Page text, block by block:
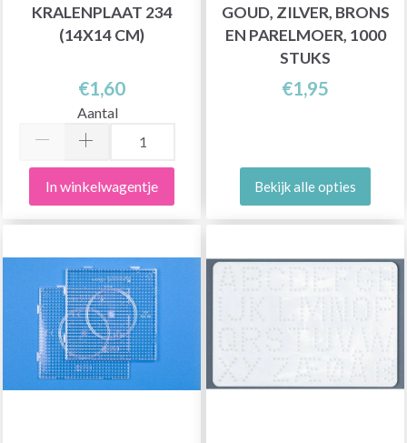
KRALENPLAAT 234
(14X14 CM)
€1,60
Aantal
In winkelwagentje
GOUD, ZILVER, BRONS
EN PARELMOER, 1000
STUKS
€1,95
Bekijk alle opties